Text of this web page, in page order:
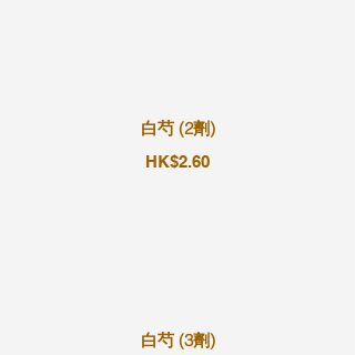
白芍 (2劑)
HK$2.60
白芍 (3劑)